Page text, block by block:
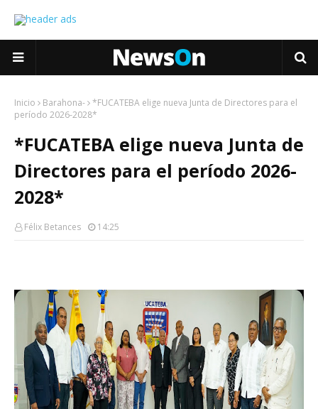
Inicio Barahona- *FUCATEBA elige nueva Junta de Directores para el
período 2026-2028*
*FUCATEBA elige nueva Junta de
Directores para el período 2026-
2028*
Félix Betances 14:25